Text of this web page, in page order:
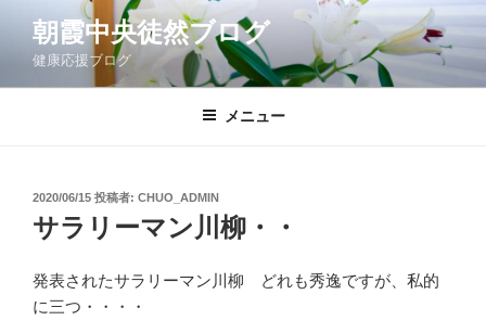
ン
朝霞中央徒然ブログ
健康応援ブログ
メニュー
投
稿
日:
2020/06/15 投稿者: CHUO_ADMIN
サラリーマン川柳・・
発表されたサラリーマン川柳 どれも秀逸ですが、私的
に三つ・・・・